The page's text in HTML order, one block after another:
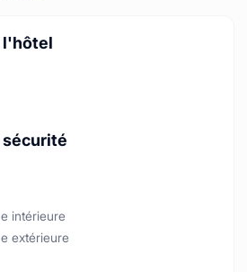
l'hôtel
sécurité
intérieure
extérieure